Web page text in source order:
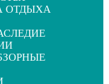
ОТДЫХА